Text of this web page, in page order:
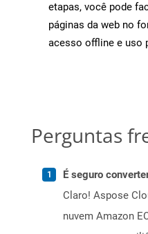
etapas, você pode
páginas da web no
acesso offline e uso
Perguntas
É seguro
Claro! Aspose
nuvem Amazon